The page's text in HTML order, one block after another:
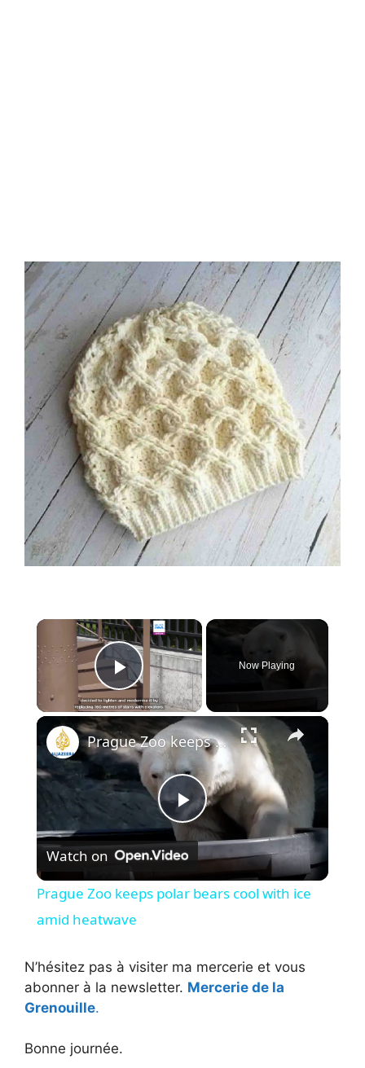
×
Play Video
Now Playing
×
P
y
Prague Zoo keeps polar bears cool with ice amid heatwave
Watch on
Prague Zoo keeps polar bears cool with ice
amid heatwave
N’hésitez pas à visiter ma mercerie et vous
abonner à la newsletter. Mercerie de la
Grenouille.
Bonne journée.